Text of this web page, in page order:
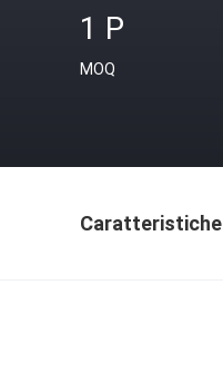
1 P
MOQ
Caratteristiche